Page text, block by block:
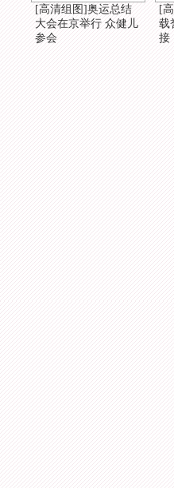
[高清组图]奥运总结
大会在京举行 众健儿
参会
[
载
接